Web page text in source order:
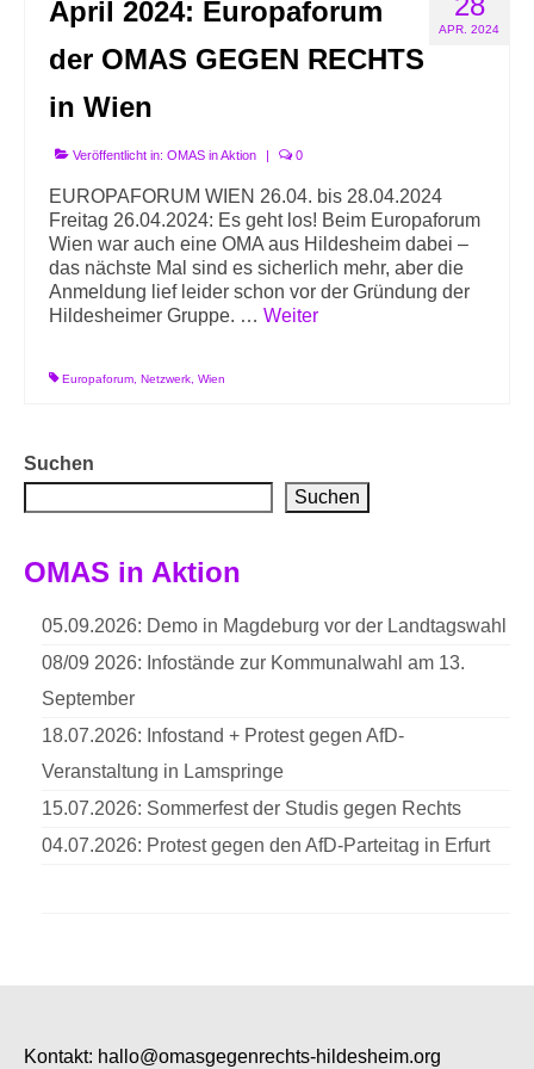
Info-Links gegen Rechts
APR. 2024
April 2024: Europaforum
der OMAS GEGEN RECHTS
in Wien
Veröffentlicht in: OMAS in Aktion | 0
EUROPAFORUM WIEN 26.04. bis 28.04.2024
Freitag 26.04.2024: Es geht los! Beim Europaforum
Wien war auch eine OMA aus Hildesheim dabei –
das nächste Mal sind es sicherlich mehr, aber die
Anmeldung lief leider schon vor der Gründung der
Hildesheimer Gruppe. … Weiter
Europaforum Netzwerk Wien
Suchen
Suchen
OMAS in Aktion
05.09.2026: Demo in Magdeburg vor der Landtagswahl
08/09 2026: Infostände zur Kommunalwahl am 13.
September
18.07.2026: Infostand + Protest gegen AfD-
Veranstaltung in Lamspringe
15.07.2026: Sommerfest der Studis gegen Rechts
04.07.2026: Protest gegen den AfD-Parteitag in Erfurt
Kontakt: hallo@omasgegenrechts-hildesheim.org